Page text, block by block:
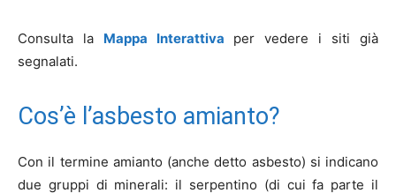
Consulta la Mappa Interattiva
per vedere i siti già
segnalati.
Cos’è l’asbesto amianto?
Con il termine amianto (anche detto asbesto) si indicano
due gruppi di minerali: il serpentino (di cui fa parte il